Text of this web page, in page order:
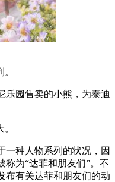
乐园售卖的小熊，为泰迪
一种人物系列的状况，因
称为“达菲和朋友们”。不
布有关达菲和朋友们的动